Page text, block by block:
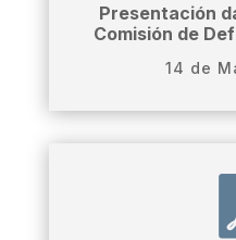
Presentación
Comisión de
14 de